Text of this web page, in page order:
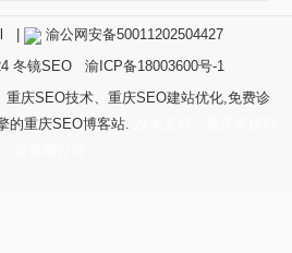
渝公网安备50011202504427
冬镜SEO
渝ICP备18003600号-1
重庆SEO技术、重庆SEO建站优化,免费诊
的重庆SEO博客站.